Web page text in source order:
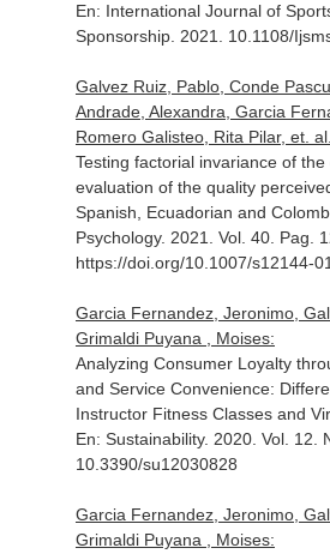
En: International Journal of
Sponsorship. 2021. 10.1108/
Galvez Ruiz, Pablo, Conde
Andrade, Alexandra, Garcia
Romero Galisteo, Rita Pilar, et.
Testing factorial invariance of
evaluation of the quality
Spanish, Ecuadorian and
Psychology. 2021. Vol. 40. Pag.
https://doi.org/10.1007/s12144-
Garcia Fernandez, Jeronimo,
Grimaldi Puyana , Moises:
Analyzing Consumer Loyalty
and Service Convenience:
Instructor Fitness Classes and
En: Sustainability. 2020. Vol. 12.
10.3390/su12030828
Garcia Fernandez, Jeronimo,
Grimaldi Puyana , Moises: